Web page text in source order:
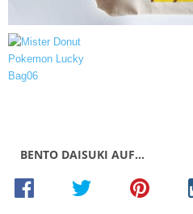
BENTO DAISUKI AUF…